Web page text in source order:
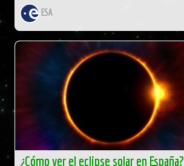
ESA
¿Cómo ver el eclipse solar en España?